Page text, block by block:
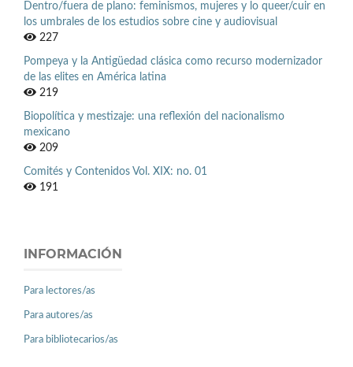
Dentro/fuera de plano: feminismos, mujeres y lo queer/cuir en
los umbrales de los estudios sobre cine y audiovisual
227
Pompeya y la Antigüedad clásica como recurso modernizador
de las elites en América latina
219
Biopolítica y mestizaje: una reflexión del nacionalismo
mexicano
209
Comités y Contenidos Vol. XIX: no. 01
191
INFORMACIÓN
Para lectores/as
Para autores/as
Para bibliotecarios/as